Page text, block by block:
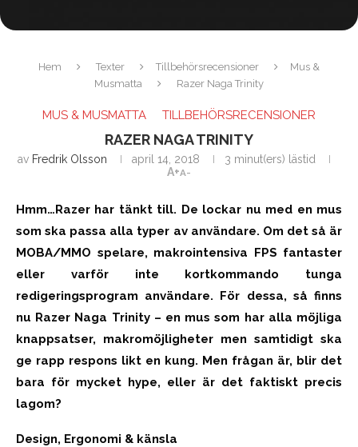
Hem Texter Tillbehörsrecensioner
Mus &
Musmatta
Razer Naga Trinity
MUS & MUSMATTA TILLBEHÖRSRECENSIONER
RAZER NAGA TRINITY
av Fredrik Olsson april 14, 2018
3 minut(ers) lästid
A+A-
Hmm…Razer har tänkt till. De lockar nu med en mus
som ska passa alla typer av användare. Om det så är
MOBA/MMO spelare, makrointensiva FPS fantaster
eller varför inte kortkommando tunga
redigeringsprogram användare. För dessa, så finns
nu Razer Naga Trinity – en mus som har alla möjliga
knappsatser, makromöjligheter men samtidigt ska
ge rapp respons likt en kung. Men frågan är, blir det
bara för mycket hype, eller är det faktiskt precis
lagom?
Design, Ergonomi & känsla